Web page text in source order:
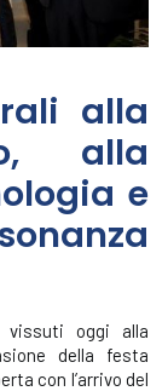
alla
alla
e
oggi alla
della festa
con l’arrivo del